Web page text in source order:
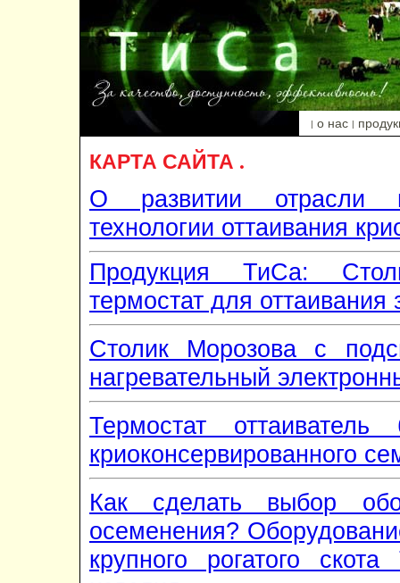
| о нас |
КАРТА САЙТА .
О развитии отрасли
технологии оттаивания
Продукция ТиСа:
термостат для
Столик Морозова с
нагревательный
Термостат оттаиватель
криоконсервированного
Как сделать выбор
осеменения?
крупного рогатого